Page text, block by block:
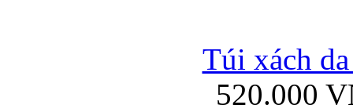
Bao da iPad
Túi xách
520.000